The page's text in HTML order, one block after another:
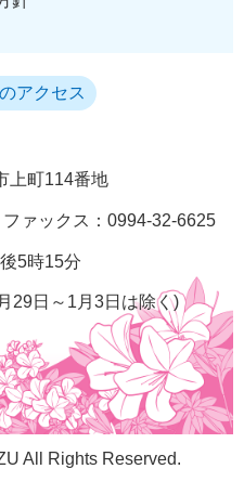
アクセス
上町114番地
ファックス：0994-32-6625
5時15分
29日～1月3日は除く)
All Rights Reserved.